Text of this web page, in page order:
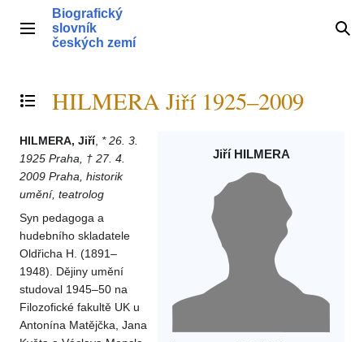
obsahHlavní menu
Biografický
slovník
českých zemí
Přepnout obsah
HILMERA Jiří 1925–2009
Jiří HILMERA
HILMERA, Jiří, * 26. 3.
1925 Praha, † 27. 4.
2009 Praha, historik
umění, teatrolog
Syn pedagoga a
hudebního skladatele
Oldřicha H. (1891–
1948). Dějiny umění
studoval 1945–50 na
Filozofické fakultě UK u
Antonína Matějčka, Jana